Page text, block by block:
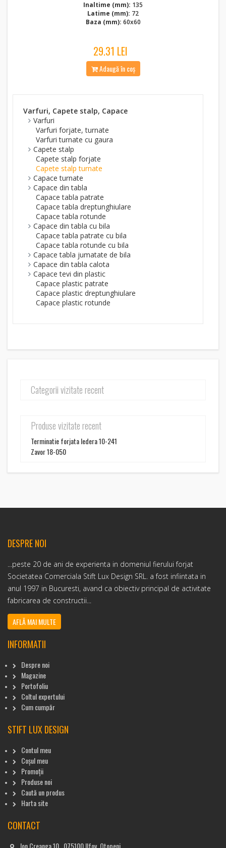
Inaltime (mm): 135
Latime (mm): 72
Baza (mm): 60x60
29.31 LEI
Adaugă în coș
Varfuri, Capete stalp, Capace
Varfuri
Varfuri forjate, turnate
Varfuri turnate cu gaura
Capete stalp
Capete stalp forjate
Capete stalp turnate
Capace turnate
Capace din tabla
Capace tabla patrate
Capace tabla dreptunghiulare
Capace tabla rotunde
Capace din tabla cu bila
Capace tabla patrate cu bila
Capace tabla rotunde cu bila
Capace tabla jumatate de bila
Capace din tabla calota
Capace tevi din plastic
Capace plastic patrate
Capace plastic dreptunghiulare
Capace plastic rotunde
Categorii vizitate recent
Produse vizitate recent
Terminatie forjata Iedera 10-241
Zavor 18-050
DESPRE NOI
...peste 20 de ani de experienta in domeniul fierului forjat
Societatea Comerciala Stift Lux Design SRL. a fost infiintata in
anul 1997 in Bucuresti, avand ca obiectiv principal de activitate
fabricarea de constructii...
AFLĂ MAI MULTE
INFORMATII
Despre noi
Magazine
Portofoliu
Coltul expertului
Cum cumpăr
STIFT LUX DESIGN
Contul meu
Coșul meu
Promoții
Produse noi
Caută un produs
Harta site
CONTACT
Ion Creanga 10 , 075100 Ilfov, Otopeni